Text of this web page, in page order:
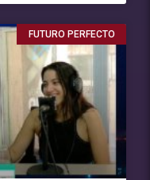
FUTURO PERFECTO